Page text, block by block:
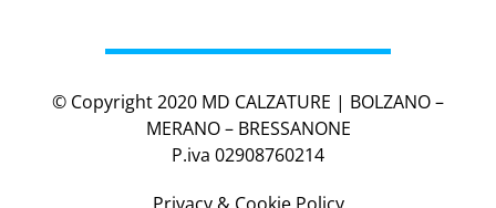
© Copyright 2020 MD CALZATURE | BOLZANO –
MERANO – BRESSANONE
P.iva 02908760214